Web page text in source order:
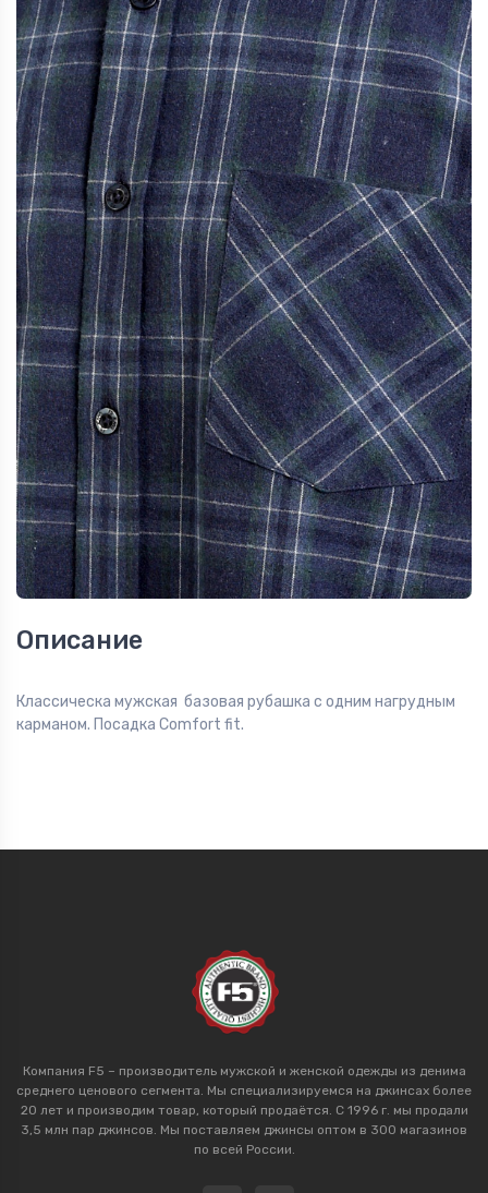
Описание
Классическа мужская базовая рубашка с одним нагрудным
карманом. Посадка Comfort fit.
Компания F5 – производитель мужской и женской одежды из денима
среднего ценового сегмента. Мы специализируемся на джинсах более
20 лет и производим товар, который продаётся. С 1996 г. мы продали
3,5 млн пар джинсов. Мы поставляем джинсы оптом в 300 магазинов
по всей России.